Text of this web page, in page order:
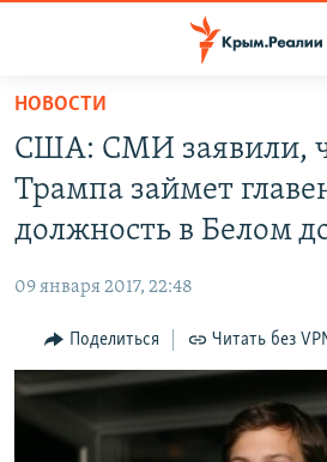
Вернуться
основному
содержанию
Вернутся
главной
навигации
Вернутся
поиску
11 ЛЕТ ОККУПАЦИИ КРЫМА. 11
ВОДА
ЕЩЕ
ИНТЕРАКТИВ
ИНФОГРАФИКА
ТЕЛЕПРОЕКТ КРЫМ.РЕАЛИИ
РАДІО СВОБОДА
КАК ОБОЙТИ БЛОКИРОВКУ
Українською
НОВОСТИ
США: СМИ заявили,
Трампа займет
должность в Белом
09 января 2017, 22:48
Поделиться Читать без